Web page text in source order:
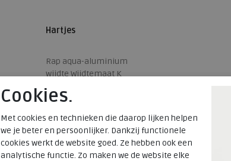
Hartjes
Rap aqua-aluminium
wijdte Wijdtemaat K
€ 199,95
€ 139,97
Beschikbare maten
5
SALE
Cookies.
Met cookies en technieken die daarop lijken helpen
we je beter en persoonlijker. Dankzij functionele
cookies werkt de website goed. Ze hebben ook een
analytische functie. Zo maken we de website elke